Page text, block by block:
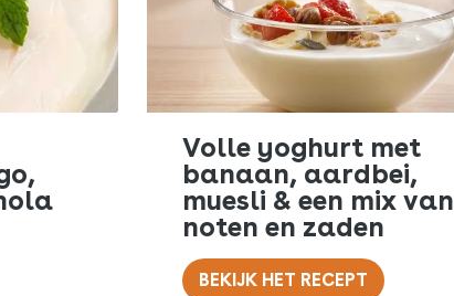
Volle yoghurt met
banaan, aardbei,
muesli & een mix van
noten en zaden
BEKIJK HET RECEPT